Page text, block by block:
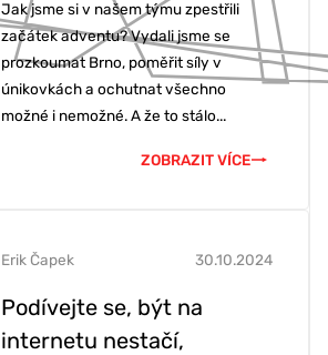
Jak jsme si v našem týmu zpestřili
začátek adventu? Vydali jsme se
prozkoumat Brno, poměřit síly v
únikovkách a ochutnat všechno
možné i nemožné. A že to stálo...
ZOBRAZIT VÍCE
Podívejte se, být na
internetu nestačí,
30.10.2024
Erik Čapek